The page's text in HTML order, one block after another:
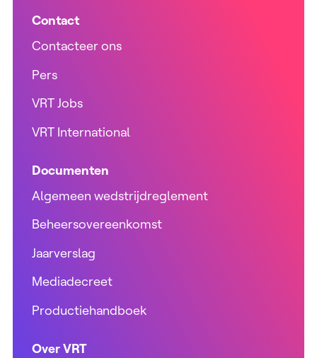
Contact
Contacteer ons
Pers
VRT Jobs
VRT International
Documenten
Algemeen wedstrijdreglement
Beheersovereenkomst
Jaarverslag
Mediadecreet
Productiehandboek
Over VRT